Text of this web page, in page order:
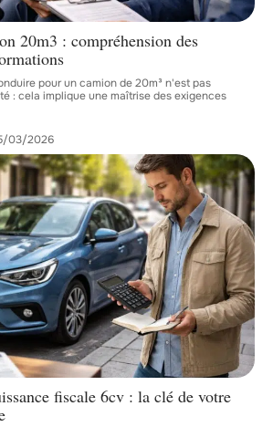
20m3 : compréhension des
pour un camion de 20m³ n'est pas
: cela implique une maîtrise des exigences
03/2026
fiscale 6cv : la clé de votre